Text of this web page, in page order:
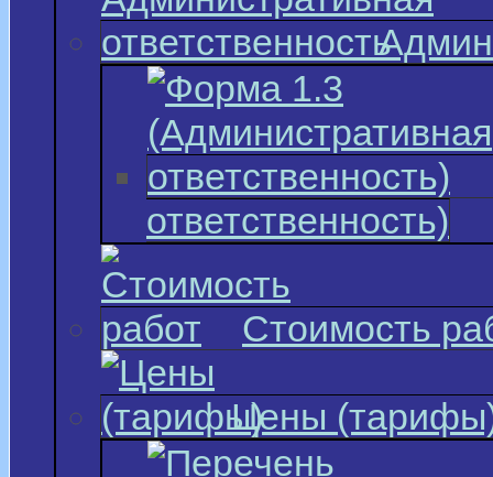
ответственность)
Стоимость
Цены